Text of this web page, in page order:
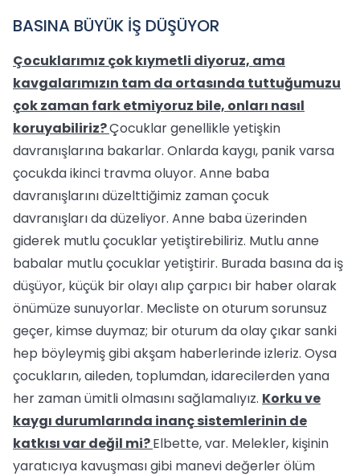
BASINA BÜYÜK İŞ DÜŞÜYOR
Çocuklarımız çok kıymetli diyoruz, ama
kavgalarımızın tam da ortasında tuttuğumuzu
çok zaman fark etmiyoruz bile, onları nasıl
koruyabiliriz?Çocuklar genellikle yetişkin
davranışlarına bakarlar. Onlarda kaygı, panik varsa
çocukda ikinci travma oluyor. Anne baba
davranışlarını düzelttiğimiz zaman çocuk
davranışları da düzeliyor. Anne baba üzerinden
giderek mutlu çocuklar yetiştirebiliriz. Mutlu anne
babalar mutlu çocuklar yetiştirir. Burada basına da iş
düşüyor, küçük bir olayı alıp çarpıcı bir haber olarak
önümüze sunuyorlar. Mecliste on oturum sorunsuz
geçer, kimse duymaz; bir oturum da olay çıkar sanki
hep böyleymiş gibi akşam haberlerinde izleriz. Oysa
çocukların, aileden, toplumdan, idarecilerden yana
her zaman ümitli olmasını sağlamalıyız. Korku ve
kaygı durumlarında inanç sistemlerinin de
katkısı var değil mi?Elbette, var. Melekler, kişinin
yaratıcıya kavuşması gibi manevi değerler ölüm